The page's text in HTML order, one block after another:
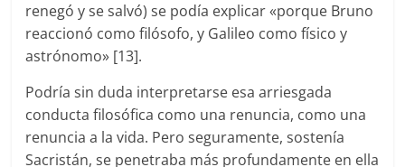
renegó y se salvó) se podía explicar «porque Bruno
reaccionó como filósofo, y Galileo como físico y
astrónomo» [13].
Podría sin duda interpretarse esa arriesgada
conducta filosófica como una renuncia, como una
renuncia a la vida. Pero seguramente, sostenía
Sacristán, se penetraba más profundamente en ella